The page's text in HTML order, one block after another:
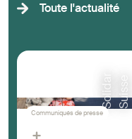
Toute l'actualité
S
o
l
i
da
r
S
u
i
s
se
Communiqués de presse